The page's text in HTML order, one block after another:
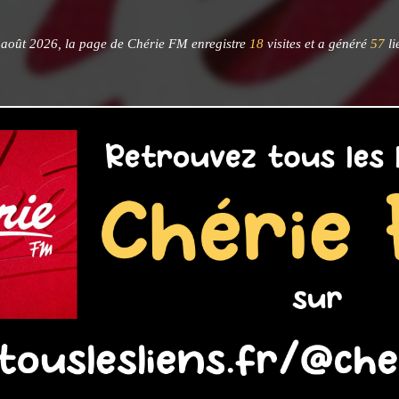
2026, la page de Chérie FM enregistre 18visites et a généré 57